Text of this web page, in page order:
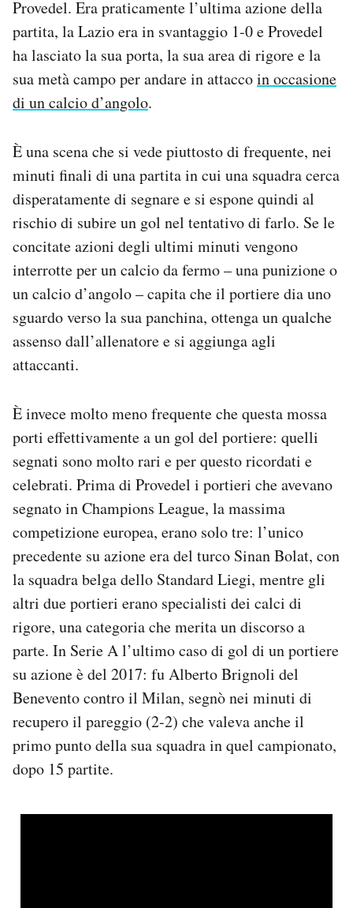
Hai bisogno di aiuto?
Esci
Provedel. Era praticamente l’ultima azione della
partita, la Lazio era in svantaggio 1-0 e Provedel
ha lasciato la sua porta, la sua area di rigore e la
sua metà campo per andare in attaccoin occasione
di un calcio d’angolo.
È una scena che si vede piuttosto di frequente, nei
minuti finali di una partita in cui una squadra cerca
disperatamente di segnare e si espone quindi al
rischio di subire un gol nel tentativo di farlo. Se le
concitate azioni degli ultimi minuti vengono
interrotte per un calcio da fermo – una punizione o
un calcio d’angolo – capita che il portiere dia uno
sguardo verso la sua panchina, ottenga un qualche
assenso dall’allenatore e si aggiunga agli
attaccanti.
È invece molto meno frequente che questa mossa
porti effettivamente a un gol del portiere: quelli
segnati sono molto rari e per questo ricordati e
celebrati. Prima di Provedel i portieri che avevano
segnato in Champions League, la massima
competizione europea, erano solo tre: l’unico
precedente su azione era del turco Sinan Bolat, con
la squadra belga dello Standard Liegi, mentre gli
altri due portieri erano specialisti dei calci di
rigore, una categoria che merita un discorso a
parte. In Serie A l’ultimo caso di gol di un portiere
su azione è del 2017: fu Alberto Brignoli del
Benevento contro il Milan, segnò nei minuti di
recupero il pareggio (2-2) che valeva anche il
primo punto della sua squadra in quel campionato,
dopo 15 partite.